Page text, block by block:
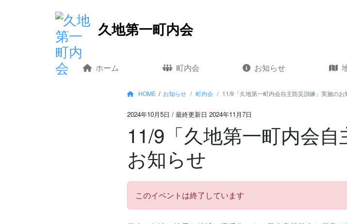
久地第一町内会
ホーム 町内会 お知らせ
HOME / お知らせ 町内会 11/9「久地第一町内会自主防災訓練」実施のお
2024年10月5日 / 最終更新日 2024年11月7日
11/9「久地第一町内会
お知らせ
このイベントは終了しています